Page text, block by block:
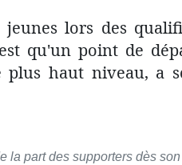
lors des
qu'un point de
haut niveau, a
la part des supporters dès